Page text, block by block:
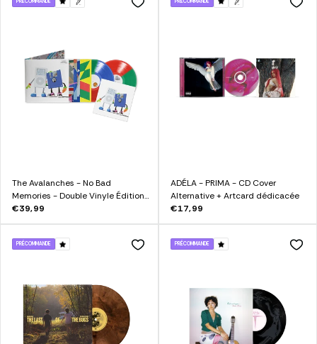
The Avalanches - No Bad
Memories - Double Vinyle Édition
Limitée Exclusive Trio RGB +
Artcard dédicacée
€39,99
ADÉLA - PRIMA - CD Cover
Alternative + Artcard dédicacée
€17,99
PRÉCOMMANDE PRÉCOMMANDE